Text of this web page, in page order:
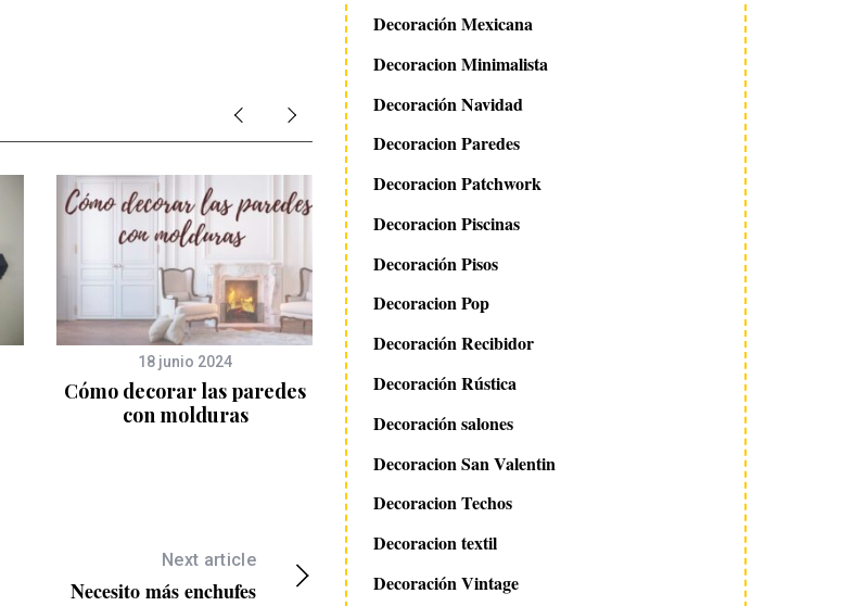
18 junio 2024
Cómo decorar las paredes
con molduras
Personaliza tu hogar con
los diseños de LokoLoko
31 agosto 2010
Mural de papel
Next article
Necesito más enchufes
Decoración Mexicana
Decoracion Minimalista
Decoración Navidad
Decoracion Paredes
Decoracion Patchwork
Decoracion Piscinas
Decoración Pisos
Decoracion Pop
Decoración Recibidor
Decoración Rústica
Decoración salones
Decoracion San Valentin
Decoracion Techos
Decoracion textil
Decoración Vintage